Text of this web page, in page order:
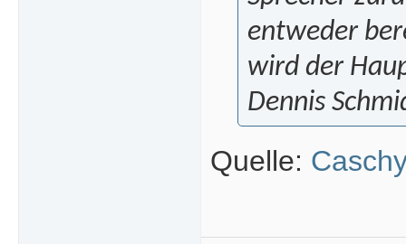
entweder
wird der
Dennis
Quelle: